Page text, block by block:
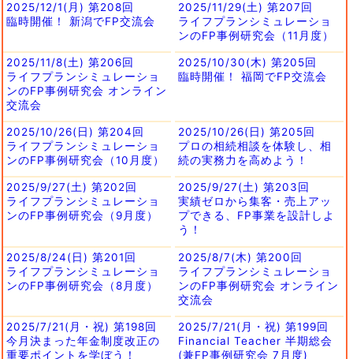
2025/12/1(月) 第208回
臨時開催！ 新潟でFP交流会
2025/11/29(土) 第207回
ライフプランシミュレーショ
ンのFP事例研究会（11月度）
2025/11/8(土) 第206回
ライフプランシミュレーショ
ンのFP事例研究会 オンライン
交流会
2025/10/30(木) 第205回
臨時開催！ 福岡でFP交流会
2025/10/26(日) 第204回
ライフプランシミュレーショ
ンのFP事例研究会（10月度）
2025/10/26(日) 第205回
プロの相続相談を体験し、相
続の実務力を高めよう！
2025/9/27(土) 第202回
ライフプランシミュレーショ
ンのFP事例研究会（9月度）
2025/9/27(土) 第203回
実績ゼロから集客・売上アッ
プできる、FP事業を設計しよ
う！
2025/8/24(日) 第201回
ライフプランシミュレーショ
ンのFP事例研究会（8月度）
2025/8/7(木) 第200回
ライフプランシミュレーショ
ンのFP事例研究会 オンライン
交流会
2025/7/21(月・祝) 第198回
今月決まった年金制度改正の
重要ポイントを学ぼう！
2025/7/21(月・祝) 第199回
Financial Teacher 半期総会
(兼FP事例研究会 7月度)